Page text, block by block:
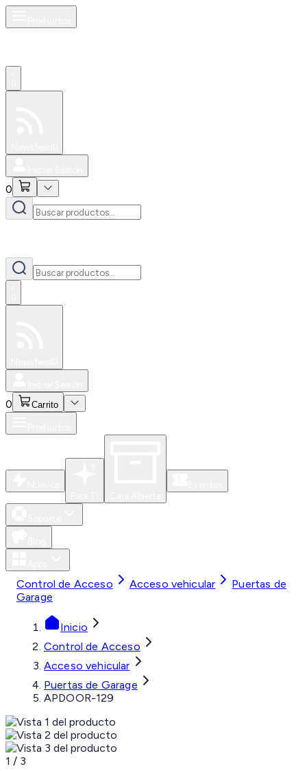
0
0 Carrito
Control de Acceso Acceso vehicular
Puertas de
Garage
Inicio
Control de Acceso
Acceso vehicular
Puertas de Garage
APDOOR-129
1 / 3